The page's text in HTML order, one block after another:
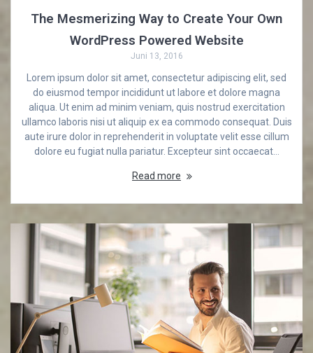
The Mesmerizing Way to Create Your Own
WordPress Powered Website
Juni 13, 2016
Lorem ipsum dolor sit amet, consectetur adipiscing elit, sed
do eiusmod tempor incididunt ut labore et dolore magna
aliqua. Ut enim ad minim veniam, quis nostrud exercitation
ullamco laboris nisi ut aliquip ex ea commodo consequat. Duis
aute irure dolor in reprehenderit in voluptate velit esse cillum
dolore eu fugiat nulla pariatur. Excepteur sint occaecat…
Read more